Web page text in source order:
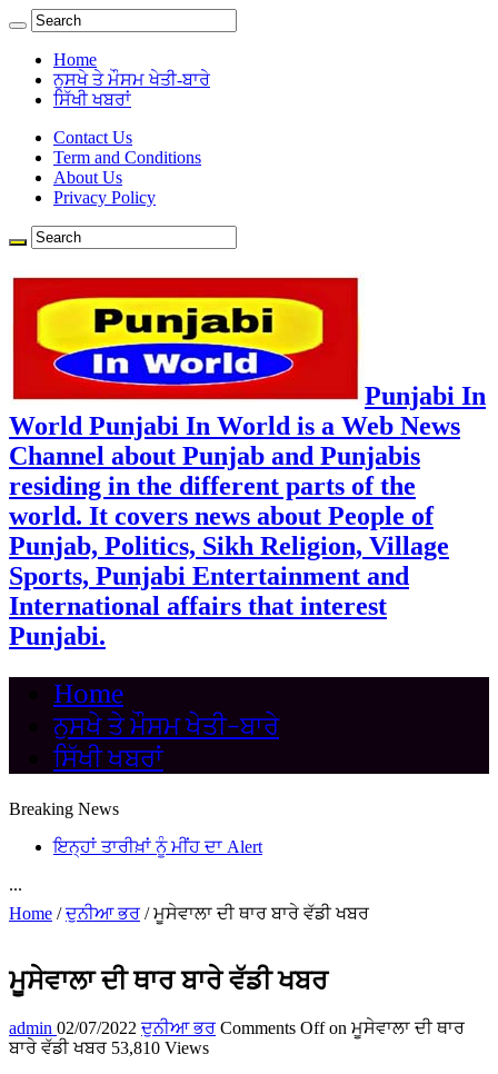
Home
ਨੁਸਖੇ ਤੇ ਮੌਸਮ ਖੇਤੀ-ਬਾਰੇ
ਸਿੱਖੀ ਖਬਰਾਂ
Contact Us
Term and Conditions
About Us
Privacy Policy
Punjabi In
World Punjabi In World is a Web News
Channel about Punjab and Punjabis
residing in the different parts of the
world. It covers news about People of
Punjab, Politics, Sikh Religion, Village
Sports, Punjabi Entertainment and
International affairs that interest
Punjabi.
Home
ਨੁਸਖੇ ਤੇ ਮੌਸਮ ਖੇਤੀ-ਬਾਰੇ
ਸਿੱਖੀ ਖਬਰਾਂ
Breaking News
ਇਨ੍ਹਾਂ ਤਾਰੀਖ਼ਾਂ ਨੂੰ ਮੀਂਹ ਦਾ Alert
...
Home / ਦੁਨੀਆ ਭਰ / ਮੂਸੇਵਾਲਾ ਦੀ ਥਾਰ ਬਾਰੇ ਵੱਡੀ ਖਬਰ
ਮੂਸੇਵਾਲਾ ਦੀ ਥਾਰ ਬਾਰੇ ਵੱਡੀ ਖਬਰ
admin 02/07/2022 ਦੁਨੀਆ ਭਰ Comments Offon ਮੂਸੇਵਾਲਾ ਦੀ ਥਾਰ
ਬਾਰੇ ਵੱਡੀ ਖਬਰ 53,810 Views